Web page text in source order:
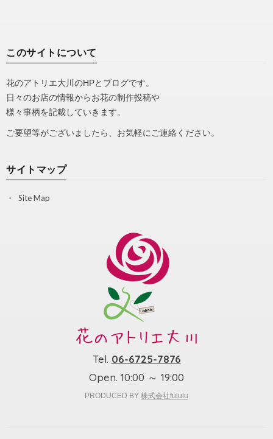
このサイトについて
花のアトリエ大川のHPとブログです。
日々のお店の情報からお花の制作投稿や
様々事柄を記載していきます。
ご要望等がございましたら、お気軽にご連絡ください。
サイトマップ
Site Map
Tel. 06-6725-7876
Open. 10:00 ～ 19:00
PRODUCED BY 株式会社fululu